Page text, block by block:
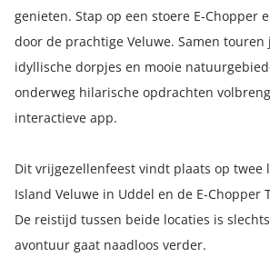
genieten. Stap op een stoere E-Chopper
door de prachtige Veluwe. Samen touren
idyllische dorpjes en mooie
onderweg hilarische opdrachten
interactieve app.
Dit vrijgezellenfeest vindt plaats op twee
Island Veluwe in Uddel en de E-Chopper
De reistijd tussen beide locaties is
avontuur gaat naadloos verder.